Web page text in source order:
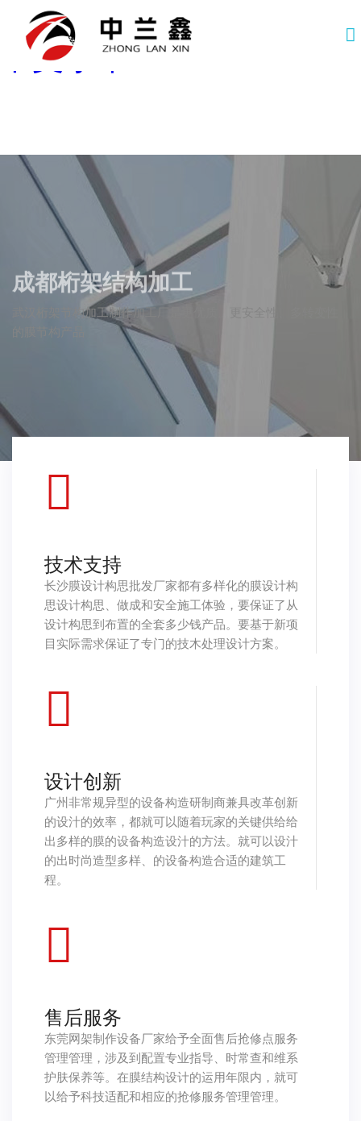
欧美日韩国产 最新无码
中文字幕
成都桁架结构加工
武汉桁架节构加工制作加工厂是更优质、更安全性、多转变性
技术支持
长沙膜设计构思批发厂家都有多样化的膜设计构
思设计构思、做成和安全施工体验，要保证了从
设计构思到布置的全套多少钱产品。要基于新项
目实际需求保证了专门的技木处理设计方案。
设计创新
广州非常规异型的设备构造研制商兼具改革创新
的设汁的效率，都就可以随着玩家的关键供给给
出多样的膜的设备构造设汁的方法。就可以设汁
的出时尚造型多样、的设备构造合适的建筑工
程。
售后服务
东莞网架制作设备厂家给予全面售后抢修点服务
管理管理，涉及到配置专业指导、时常查和维系
护肤保养等。在膜结构设计的运用年限内，就可
以给予科技适配和相应的抢修服务管理管理。